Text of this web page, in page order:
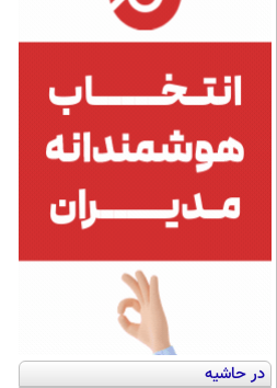
در حاشیه